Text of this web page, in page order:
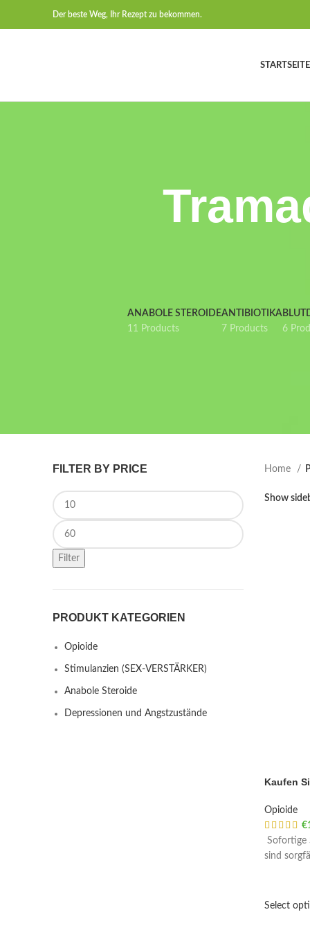
Der beste Weg, Ihr Rezept zu bekommen.
STARTSEITE
ANABOLE STEROIDE
11 Products
ANTIBIOTIKA
7 Products
6
FILTER BY PRICE
Min price
Max price
Filter
PRODUKT KATEGORIEN
Opioide
Stimulanzien (SEX-VERSTÄRKER)
Anabole Steroide
Depressionen und Angstzustände
Home
Show
Kaufen
Opioide
€
Sofortige
sind
Select